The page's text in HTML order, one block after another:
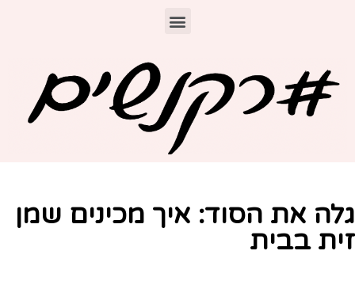
את הסוד: איך מכינים שמן
בבית